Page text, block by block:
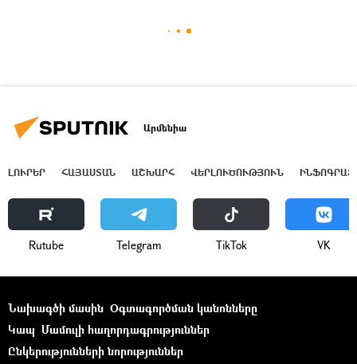
Արմենիա
ԼՈՒՐԵՐ ՀԱՅԱՍՏԱՆ ԱՇԽԱՐՀ ՎԵՐԼՈՒԾՈՒԹՅՈՒՆ
Rutube Telegram ТikТоk VK
Նախագծի մասին Օգտագործման կանոնները
Կապ Մամուլի հաղորդագրություններ
Ընկերությունների նորություններ